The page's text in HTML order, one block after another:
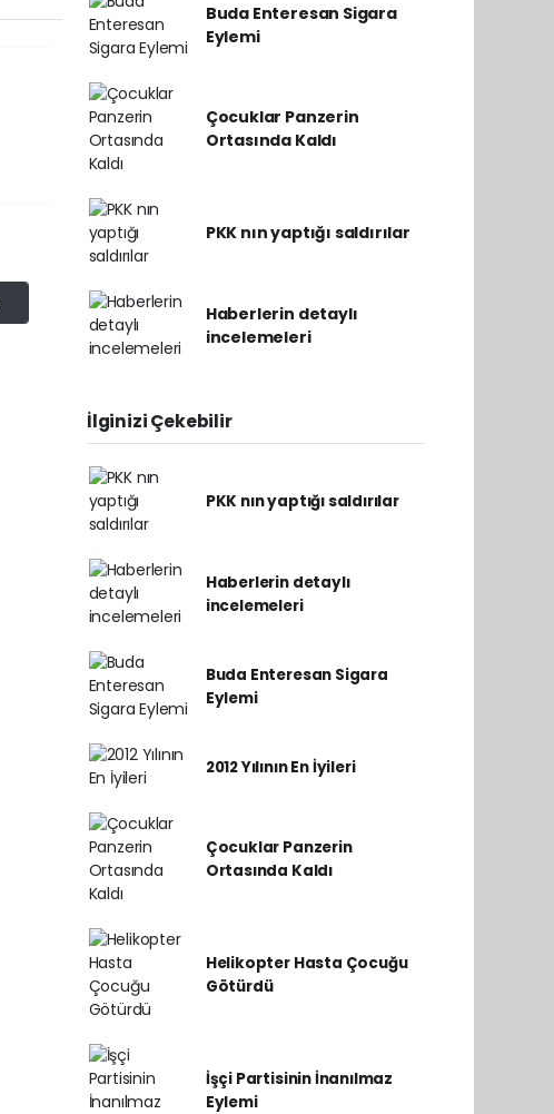
Buda Enteresan Sigara
Eylemi
Çocuklar Panzerin
Ortasında Kaldı
PKK nın yaptığı saldırılar
Haberlerin detaylı
incelemeleri
İlginizi Çekebilir
PKK nın yaptığı saldırılar
Haberlerin detaylı
incelemeleri
Buda Enteresan Sigara
Eylemi
2012 Yılının En İyileri
Çocuklar Panzerin
Ortasında Kaldı
Helikopter Hasta Çocuğu
Götürdü
İşçi Partisinin İnanılmaz
Eylemi